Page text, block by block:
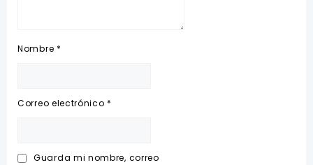
Nombre *
Correo electrónico *
Guarda mi nombre, correo